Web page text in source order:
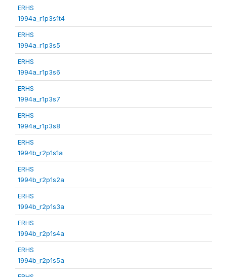
ERHS
1994a_r1p3s1t4
ERHS
1994a_r1p3s5
ERHS
1994a_r1p3s6
ERHS
1994a_r1p3s7
ERHS
1994a_r1p3s8
ERHS
1994b_r2p1s1a
ERHS
1994b_r2p1s2a
ERHS
1994b_r2p1s3a
ERHS
1994b_r2p1s4a
ERHS
1994b_r2p1s5a